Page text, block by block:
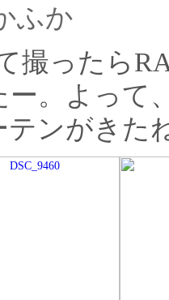
ふか
撮ったら
ー。よって
テンがきた